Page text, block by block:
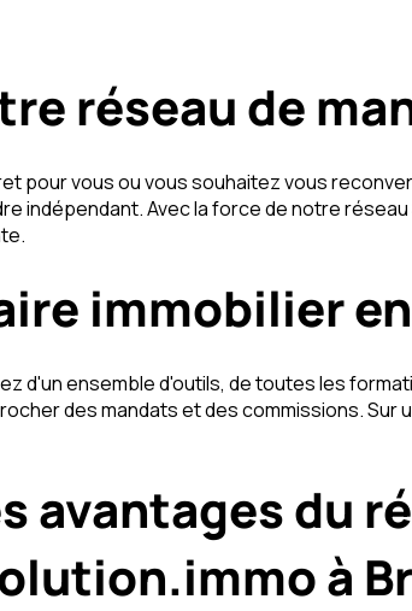
réseau de
pour vous ou vous souhaitez vous
indépendant. Avec la force de notre
immobilier
d'un ensemble d'outils, de toutes les
des mandats et des commissions. Sur
avantages du
à